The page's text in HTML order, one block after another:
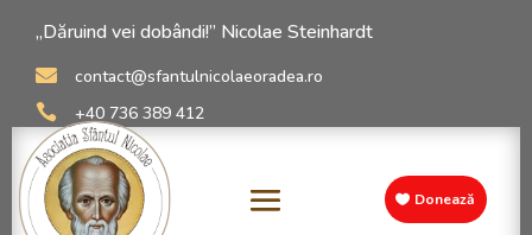
„Dăruind vei dobândi!” Nicolae Steinhardt
 contact@sfantulnicolaeoradea.ro
 +40 736 389 412
Donează